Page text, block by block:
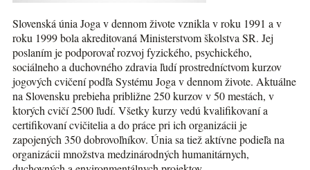
Slovenská únia Joga v dennom živote vznikla v roku 1991 a v
roku 1999 bola akreditovaná Ministerstvom školstva SR. Jej
poslaním je podporovať rozvoj fyzického, psychického,
sociálneho a duchovného zdravia ľudí prostredníctvom kurzov
jogových cvičení podľa Systému Joga v dennom živote. Aktuálne
na Slovensku prebieha približne 250 kurzov v 50 mestách, v
ktorých cvičí 2500 ľudí. Všetky kurzy vedú kvalifikovaní a
certifikovaní cvičitelia a do práce pri ich organizácii je
zapojených 350 dobrovoľníkov. Únia sa tiež aktívne podieľa na
organizácii množstva medzinárodných humanitárnych,